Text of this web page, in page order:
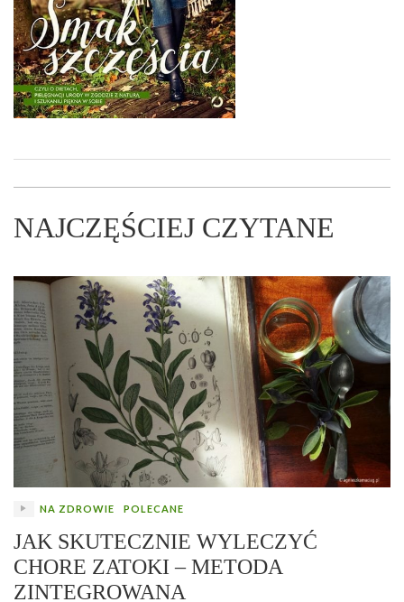
NAJCZĘŚCIEJ CZYTANE
NA ZDROWIE POLECANE
JAK SKUTECZNIE WYLECZYĆ
CHORE ZATOKI – METODA
ZINTEGROWANA